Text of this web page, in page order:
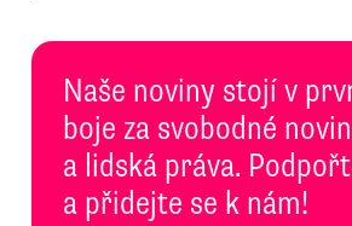
Naše noviny stojí v
boje za svobodné
a lidská práva.
a přidejte se k nám!